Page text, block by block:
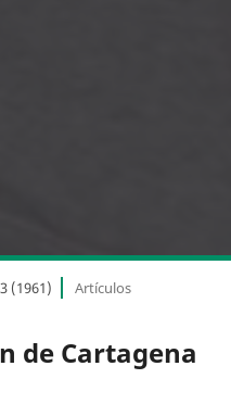
(1961) Artículos
de Cartagena